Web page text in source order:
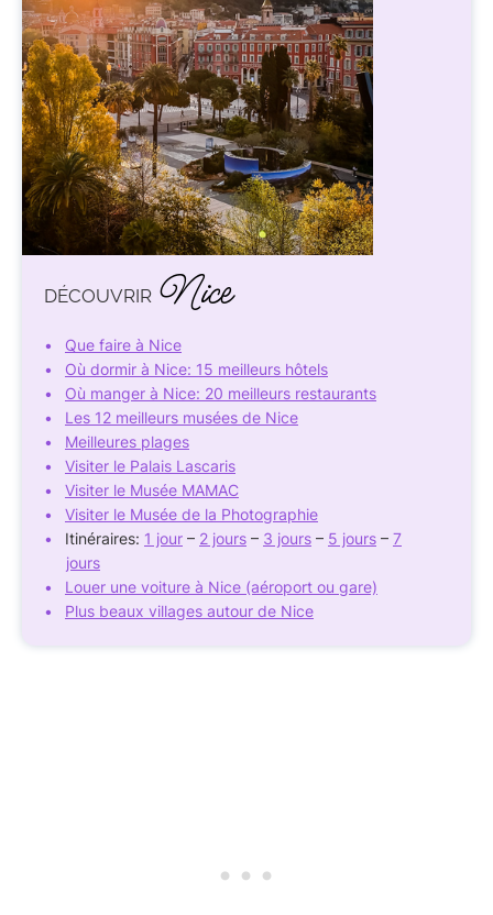
DÉCOUVRIR Nice
Que faire à Nice
Où dormir à Nice: 15 meilleurs hôtels
Où manger à Nice: 20 meilleurs restaurants
Les 12 meilleurs musées de Nice
Meilleures plages
Visiter le Palais Lascaris
Visiter le Musée MAMAC
Visiter le Musée de la Photographie
Itinéraires: 1 jour – 2 jours – 3 jours – 5 jours – 7
jours
Louer une voiture à Nice (aéroport ou gare)
Plus beaux villages autour de Nice